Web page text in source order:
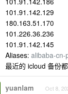
101.91.142.129
180.163.51.170
101.226.36.236
101.91.142.145
Aliases: alibaba-cn-
最近的 icloud 备份
yuanlam Oct 8,